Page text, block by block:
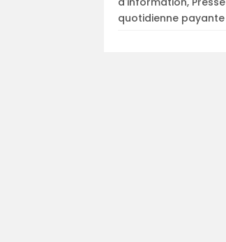
quotidienne payante